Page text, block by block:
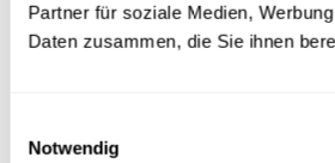
Partner für soziale Medien,
Daten zusammen, die Sie ihnen
Notwendig